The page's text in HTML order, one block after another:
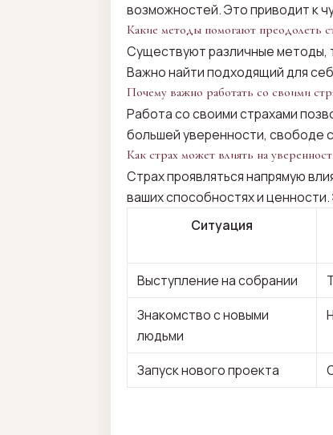
возможностей. Это приводит к
Какие методы помогают преодолеть
Существуют различные методы,
Важно найти подходящий для
Почему важно работать со своими
Работа со своими страхами
большей уверенности, свободе
Как страх может влиять на
Страх проявляться напрямую
ваших способностях и
Ситуация
Выступление на собрании
Знакомство с новыми
людьми
Запуск нового проекта